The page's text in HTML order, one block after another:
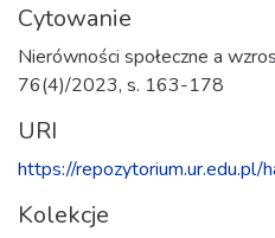
Cytowanie
Nierówności społeczne a
76(4)/2023, s. 163-178
URI
https://
Kolekcje